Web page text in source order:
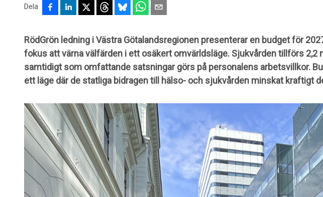
Dela
RödGrön ledning i Västra Götalandsregionen presenterar en budget för
fokus att värna välfärden i ett osäkert omvärldsläge. Sjukvården tillförs 2,2
samtidigt som omfattande satsningar görs på personalens arbetsvillkor.
ett läge där de statliga bidragen till hälso- och sjukvården minskat kraftigt